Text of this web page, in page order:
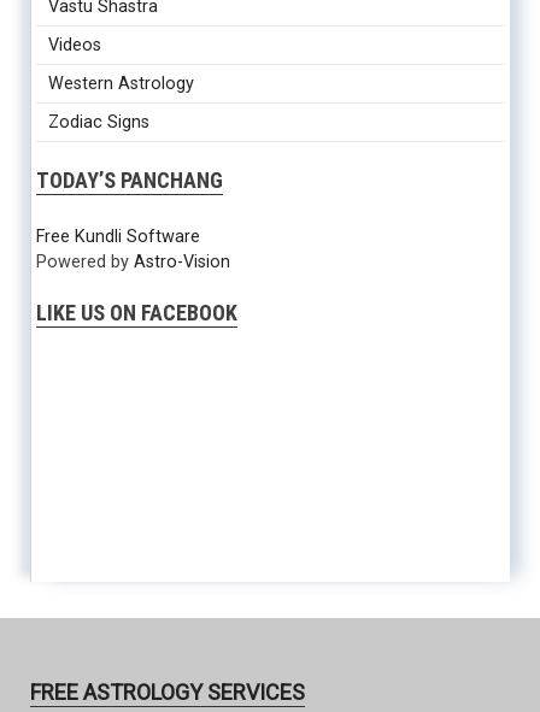
Vastu Shastra
Videos
Western Astrology
Zodiac Signs
TODAY’S PANCHANG
Free Kundli Software
Powered by Astro-Vision
LIKE US ON FACEBOOK
FREE ASTROLOGY SERVICES